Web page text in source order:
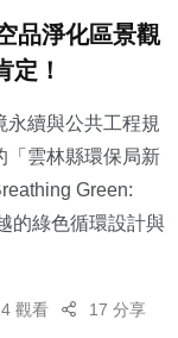
品淨化區景觀
定！
永續與公共工程規
「雲林縣環保局新
Green:
的綠色循環設計與
觀看 17 分享